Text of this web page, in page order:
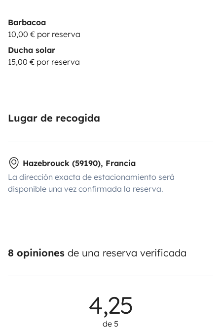
Barbacoa
10,00 € por reserva
Ducha solar
15,00 € por reserva
Lugar de recogida
Hazebrouck (59190), Francia
La dirección exacta de estacionamiento será
disponible una vez confirmada la reserva.
8 opiniones de una reserva verificada
4,25
de 5